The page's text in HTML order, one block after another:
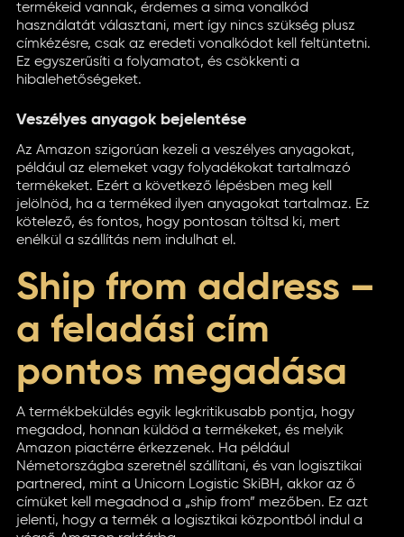
termékeid vannak, érdemes a sima vonalkód
használatát választani, mert így nincs szükség plusz
címkézésre, csak az eredeti vonalkódot kell feltüntetni.
Ez egyszerűsíti a folyamatot, és csökkenti a
hibalehetőségeket.
Veszélyes anyagok bejelentése
Az Amazon szigorúan kezeli a veszélyes anyagokat,
például az elemeket vagy folyadékokat tartalmazó
termékeket. Ezért a következő lépésben meg kell
jelölnöd, ha a terméked ilyen anyagokat tartalmaz. Ez
kötelező, és fontos, hogy pontosan töltsd ki, mert
enélkül a szállítás nem indulhat el.
Ship from address –
a feladási cím
pontos megadása
A termékbeküldés egyik legkritikusabb pontja, hogy
megadod, honnan küldöd a termékeket, és melyik
Amazon piactérre érkezzenek. Ha például
Németországba szeretnél szállítani, és van logisztikai
partnered, mint a Unicorn Logistic SkiBH, akkor az ő
címüket kell megadnod a „ship from” mezőben. Ez azt
jelenti, hogy a termék a logisztikai központból indul a